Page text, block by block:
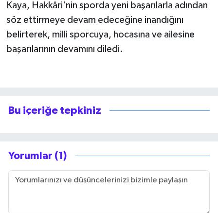
Kaya, Hakkâri'nin sporda yeni başarılarla adından
söz ettirmeye devam edeceğine inandığını
belirterek, milli sporcuya, hocasına ve ailesine
başarılarının devamını diledi.
Bu içeriğe tepkiniz
Yorumlar (1)